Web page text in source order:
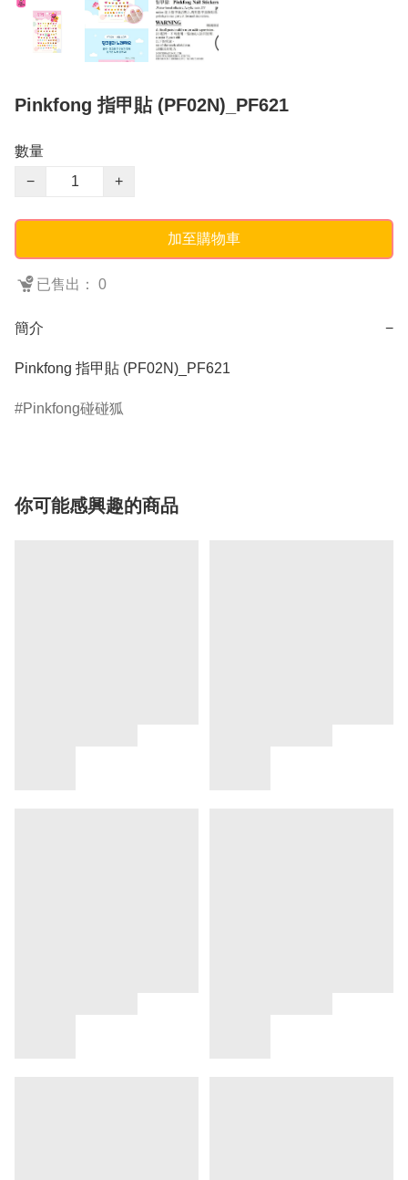
Pinkfong 指甲貼 (PF02N)_PF621
數量
−
+
加至購物車
已售出： 0
簡介 −
Pinkfong 指甲貼 (PF02N)_PF621
Pinkfong碰碰狐
你可能感興趣的商品